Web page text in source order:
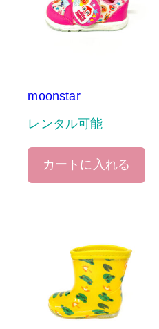
moonstar
レンタル可能
カートに入れる